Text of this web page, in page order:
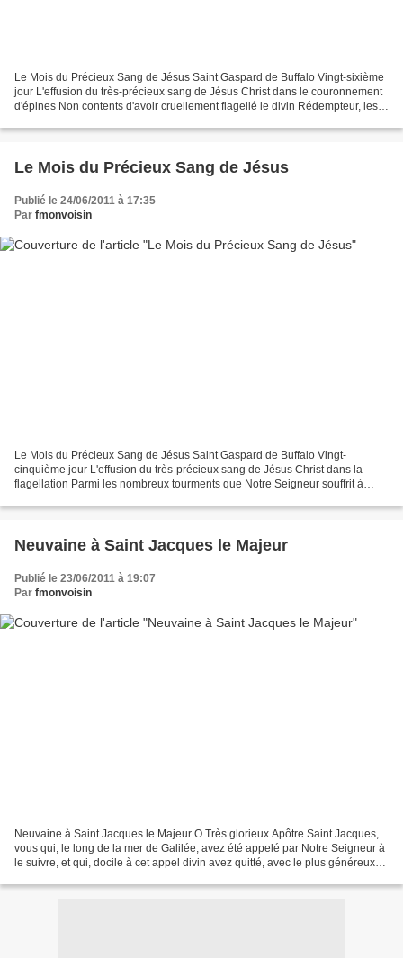
Le Mois du Précieux Sang de Jésus Saint Gaspard de Buffalo Vingt-sixième
jour L'effusion du très-précieux sang de Jésus Christ dans le couronnement
d'épines Non contents d'avoir cruellement flagellé le divin Rédempteur, les
Le Mois du Précieux Sang de Jésus
Publié le 24/06/2011 à 17:35
Par fmonvoisin
Le Mois du Précieux Sang de Jésus Saint Gaspard de Buffalo Vingt-
cinquième jour L'effusion du très-précieux sang de Jésus Christ dans la
flagellation Parmi les nombreux tourments que Notre Seigneur souffrit à
Neuvaine à Saint Jacques le Majeur
Publié le 23/06/2011 à 19:07
Par fmonvoisin
Neuvaine à Saint Jacques le Majeur O Très glorieux Apôtre Saint Jacques,
vous qui, le long de la mer de Galilée, avez été appelé par Notre Seigneur à
le suivre, et qui, docile à cet appel divin avez quitté, avec le plus généreux